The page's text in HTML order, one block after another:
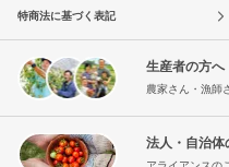
特商法に基づく表記
生産者の方へ
農家さん・漁師
法人・自治体